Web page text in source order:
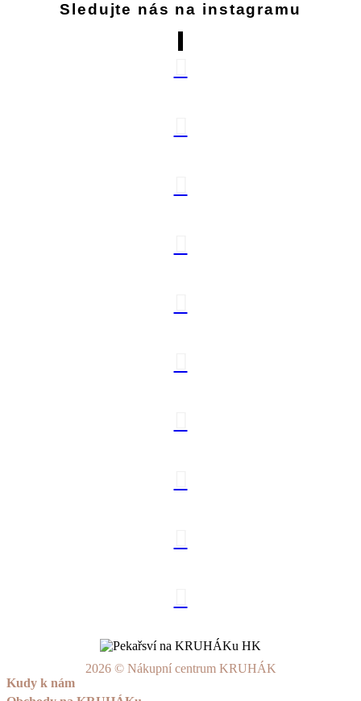
Sledujte nás na instagramu
2026 © Nákupní centrum KRUHÁK
Kudy k nám